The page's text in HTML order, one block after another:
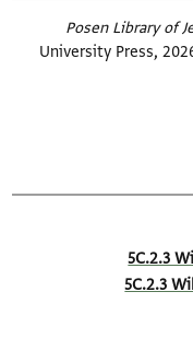
Posen Library of
University Press,
5C.2.3
5C.2.3